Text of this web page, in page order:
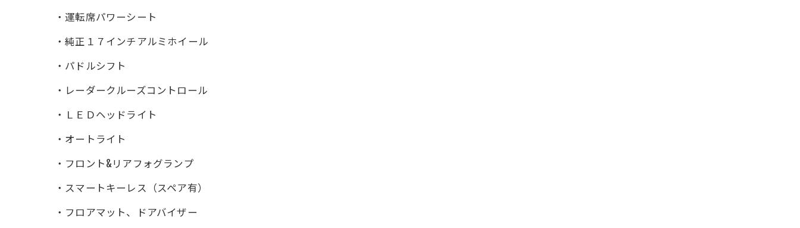
・運転席パワーシート
・純正１７インチアルミホイール
・パドルシフト
・レーダークルーズコントロール
・ＬＥＤヘッドライト
・オートライト
・フロント&リアフォグランプ
・スマートキーレス（スペア有）
・フロアマット、ドアバイザー